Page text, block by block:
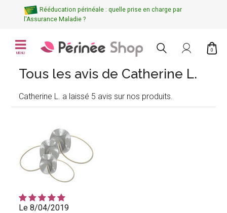
Rééducation périnéale : quelle prise en charge par
l'Assurance Maladie ?
MENU
0
Tous les avis de Catherine L.
Catherine L. a laissé 5 avis sur nos produits.
Le 8/04/2019